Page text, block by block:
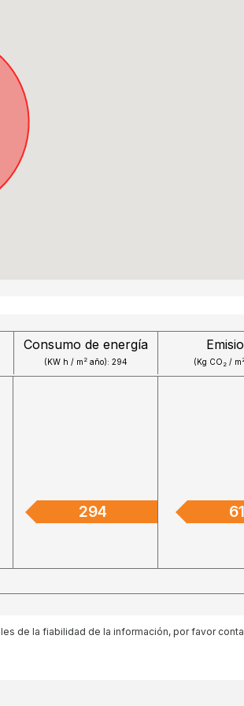
Consumo de energía
(KW h / m 2 año): 294 (Kg CO 2/ m
294
de la fiabilidad de la información, por favor